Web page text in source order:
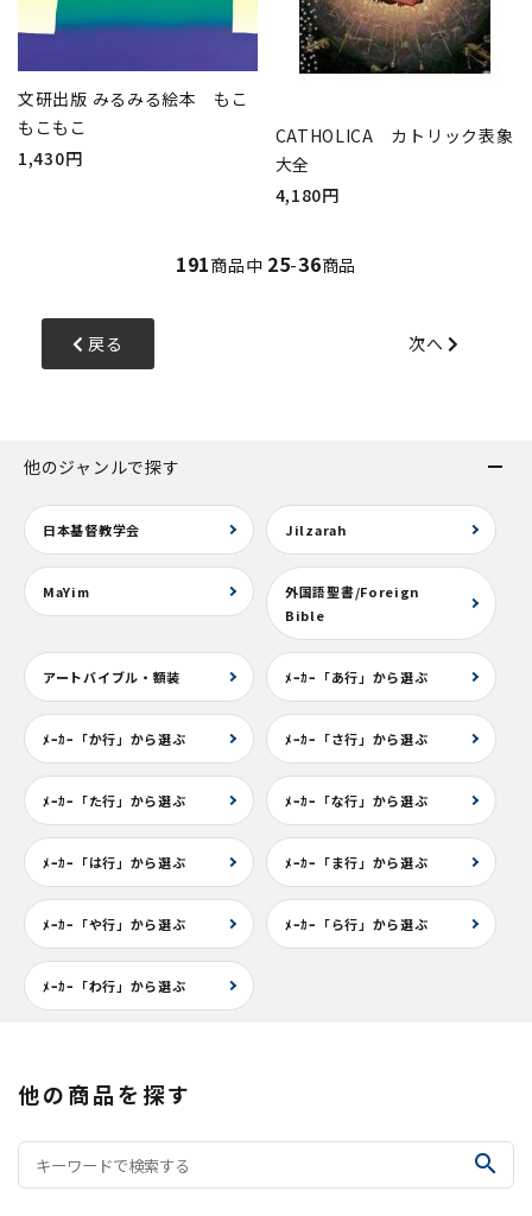
文研出版 みるみる絵本 もこ
もこもこ
1,430円
CATHOLICA カトリック表象
大全
4,180円
191商品中 25-36商品
戻る 次へ
他のジャンルで探す
日本基督教学会 Jilzarah
MaYim
外国語聖書/Foreign
Bible
アートバイブル・額装 ﾒｰｶｰ「あ行」から選ぶ
ﾒｰｶｰ「か行」から選ぶ ﾒｰｶｰ「さ行」から選ぶ
ﾒｰｶｰ「た行」から選ぶ ﾒｰｶｰ「な行」から選ぶ
ﾒｰｶｰ「は行」から選ぶ ﾒｰｶｰ「ま行」から選ぶ
ﾒｰｶｰ「や行」から選ぶ ﾒｰｶｰ「ら行」から選ぶ
ﾒｰｶｰ「わ行」から選ぶ
他の商品を探す
search